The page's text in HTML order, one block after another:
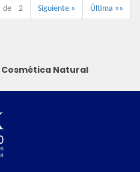
de 2 Siguiente » Última »»
Cosmética Natural